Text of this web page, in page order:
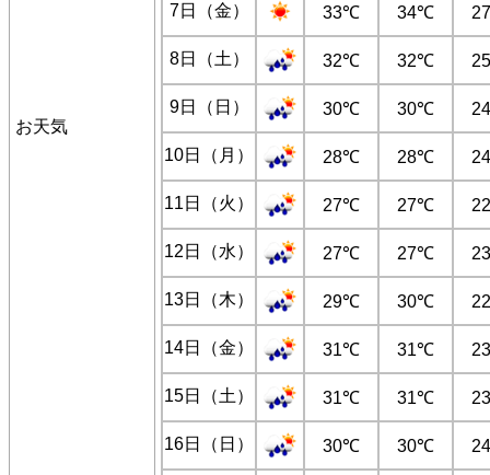
お天気
7日（金）
33℃ 34℃
8日（土） 32℃ 32℃
9日（日） 30℃ 30℃
10日（月） 28℃ 28℃
11日（火） 27℃ 27℃
12日（水） 27℃ 27℃
13日（木） 29℃ 30℃
14日（金） 31℃ 31℃
15日（土） 31℃ 31℃
16日（日） 30℃ 30℃